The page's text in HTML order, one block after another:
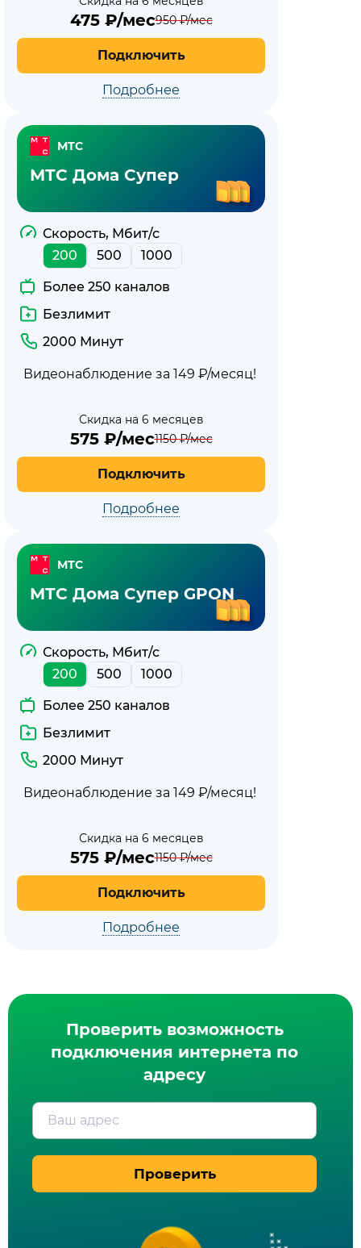
475₽/мес950₽/мес
Подключить
Подробнее
МТС
МТС Дома Супер
Скорость, Мбит/с
200
500 1000
Более 250 каналов
Безлимит
2000 Минут
Видеонаблюдение за 149 ₽/месяц!
Скидка на 6 месяцев
575₽/мес1150₽/мес
Подключить
Подробнее
МТС
МТС Дома Супер GPON
Скорость, Мбит/с
200
500 1000
Более 250 каналов
Безлимит
2000 Минут
Видеонаблюдение за 149 ₽/месяц!
Скидка на 6 месяцев
575₽/мес1150₽/мес
Подключить
Подробнее
Проверить возможность
подключения интернета по
адресу
Ваш адрес
Проверить